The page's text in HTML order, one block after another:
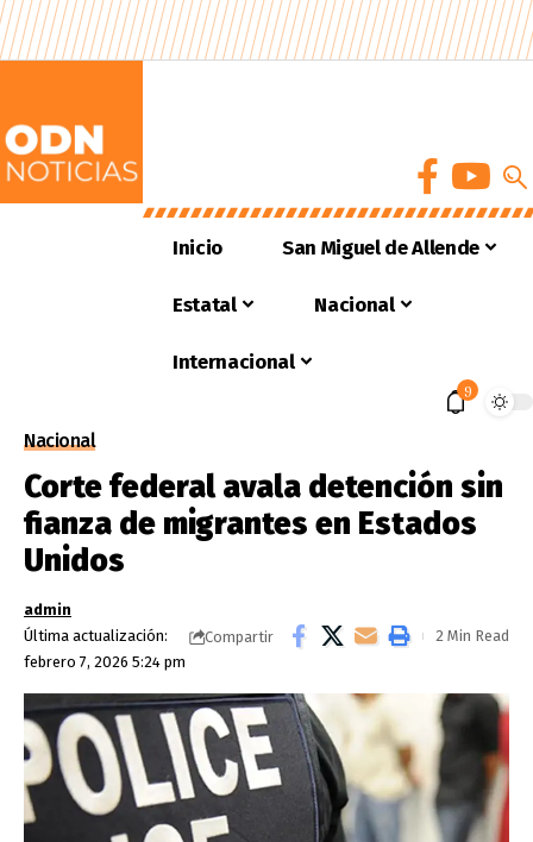
Inicio San Miguel de Allende
Estatal Nacional
Internacional
9
Nacional
Corte federal avala detención sin
fianza de migrantes en Estados
Unidos
Última actualización:
febrero 7, 2026 5:24 pm
admin
Compartir
2 Min Read